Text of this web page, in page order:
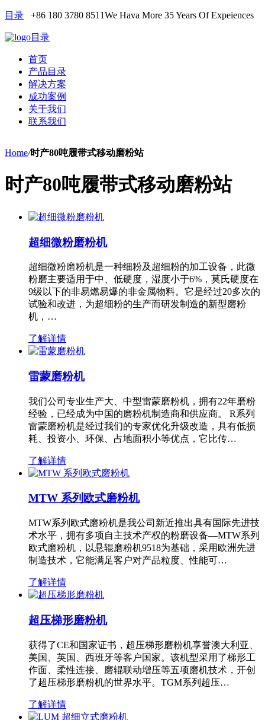
目录 +86 180 3780 8511We Hava More 35 Years Of Expeiences
目录
首页
产品目录
解决方案
成功案例
关于我们
联系我们
Home/时产80吨履带式移动磨粉站
时产80吨履带式移动磨粉站
超细微粉磨粉机
超细微粉磨粉机是一种细粉及超细粉的加工设备，此微
粉磨主要适用于中、低硬度，湿度小于6%，莫氏硬度在
9级以下的非易燃易爆的非金属物料。它是经过20多次的
试验和改进，为超细粉的生产而研发制造的新型磨粉
机，…
了解详情
雷蒙磨粉机
我们公司专业生产大、中型雷蒙磨粉机，拥有22年磨粉
经验，已经成为中国的磨粉机制造商和供应商。 R系列
雷蒙磨粉机是经过我们的专家优化升级改造，具有低损
耗、投资小、环保、占地面积小等优点，它比传…
了解详情
MTW 系列欧式磨粉机
MTW系列欧式磨粉机是我公司新近推出具有国际先进技
术水平，拥有多项自主技术产权的粉磨设备—MTW系列
欧式磨粉机，以悬辊磨粉机9518为基础，采用欧洲先进
制造技术，它能满足客户对产品粒度、性能可…
了解详情
超压梯形磨粉机
获得了CE和国家证书，超压梯形磨粉机享誉澳大利亚、
美国、英国、西班牙等客户国家。该机型采用了梯形工
作面、柔性连接、磨辊联动增压等五项磨机技术，开创
了超压梯形磨粉机的世界水平。TGM系列超压…
了解详情